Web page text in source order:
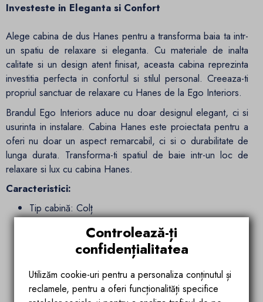
Investeste in Eleganta si Confort
Alege cabina de dus Hanes pentru a transforma baia ta intr-
un spatiu de relaxare si eleganta. Cu materiale de inalta
calitate si un design atent finisat, aceasta cabina reprezinta
investitia perfecta in confortul si stilul personal. Creeaza-ti
propriul sanctuar de relaxare cu Hanes de la Ego Interiors.
Brandul Ego Interiors aduce nu doar designul elegant, ci si
usurinta in instalare. Cabina Hanes este proiectata pentru a
oferi nu doar un aspect remarcabil, ci si o durabilitate de
lunga durata. Transforma-ti spatiul de baie intr-un loc de
relaxare si lux cu cabina Hanes.
Caracteristici:
Tip cabină: Colț
Metoda de deschidere: Glisare
Tipul de sticlă: Sticlă securizată
Culoarea sticlei: Transparent
Profil material: Aluminiu
Controlează-ți
confidențialitatea
Utilizăm cookie-uri pentru a personaliza conținutul și
reclamele, pentru a oferi funcționalități specifice